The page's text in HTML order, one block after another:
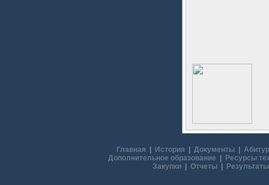
Главная История Документы|
Дополнительное образование
Ресурсы
Закупки| Отчеты|